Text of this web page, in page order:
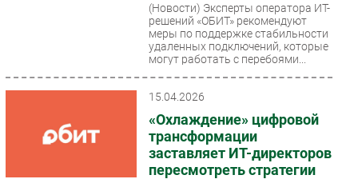
(Новости) Эксперты оператора ИТ-
решений «ОБИТ» рекомендуют
меры по поддержке стабильности
удаленных подключений, которые
могут работать с перебоями...
15.04.2026
«Охлаждение» цифровой
трансформации
заставляет ИТ-директоров
пересмотреть стратегии